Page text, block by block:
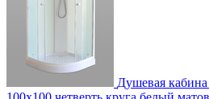
Душевая